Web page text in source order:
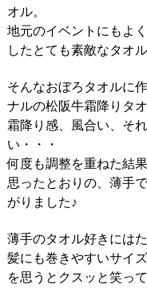
オル。
地元のイベントにもよ
したとても素敵なタオ
そんなおぼろタオルに
ナルの松阪牛霜降りタオ
霜降り感、風合い、そ
い・・・
何度も調整を重ねた結果
思ったとおりの、薄手
がりました♪
薄手のタオル好きには
髪にも巻きやすいサイ
を思うとクスッと笑っ